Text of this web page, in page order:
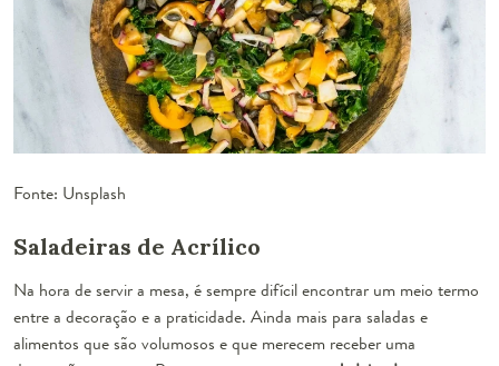
Fonte: Unsplash
Saladeiras de Acrílico
Na hora de servir a mesa, é sempre difícil encontrar um meio termo
entre a decoração e a praticidade. Ainda mais para saladas e
alimentos que são volumosos e que merecem receber uma